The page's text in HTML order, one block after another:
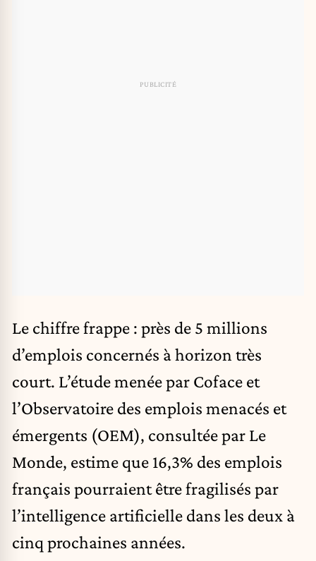
Le chiffre frappe : près de 5 millions
d’emplois concernés à horizon très
court. L’étude menée par Coface et
l’Observatoire des emplois menacés et
émergents (OEM), consultée par Le
Monde, estime que 16,3% des emplois
français pourraient être fragilisés par
l’intelligence artificielle dans les deux à
cinq prochaines années.